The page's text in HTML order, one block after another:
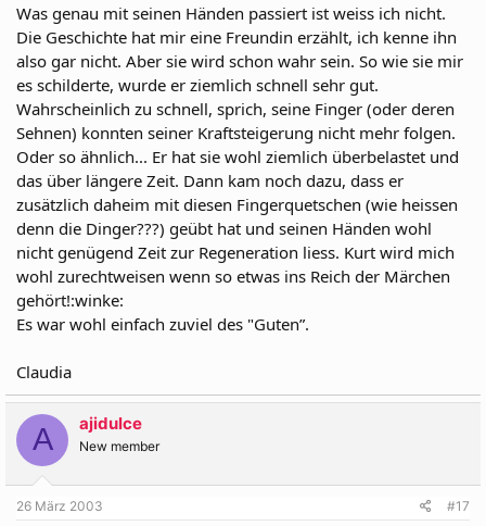
Was genau mit seinen Händen passiert ist weiss ich nicht.
Die Geschichte hat mir eine Freundin erzählt, ich kenne ihn
also gar nicht. Aber sie wird schon wahr sein. So wie sie mir
es schilderte, wurde er ziemlich schnell sehr gut.
Wahrscheinlich zu schnell, sprich, seine Finger (oder deren
Sehnen) konnten seiner Kraftsteigerung nicht mehr folgen.
Oder so ähnlich... Er hat sie wohl ziemlich überbelastet und
das über längere Zeit. Dann kam noch dazu, dass er
zusätzlich daheim mit diesen Fingerquetschen (wie heissen
denn die Dinger???) geübt hat und seinen Händen wohl
nicht genügend Zeit zur Regeneration liess. Kurt wird mich
wohl zurechtweisen wenn so etwas ins Reich der Märchen
gehört!:winke:
Es war wohl einfach zuviel des "Guten”.
Claudia
A ajidulce
New member
26 März 2003 #17